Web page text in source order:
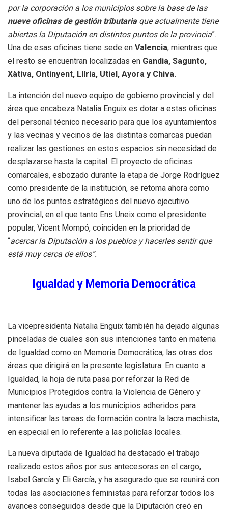
por la corporación a los municipios sobre la base de las
nueve oficinas de gestión tributariaque actualmente tiene
abiertas la Diputación en distintos puntos de la provincia”.
Una de esas oficinas tiene sede en Valencia, mientras que
el resto se encuentran localizadas en Gandia, Sagunto,
Xàtiva, Ontinyent, Llíria, Utiel, Ayora y Chiva.
La intención del nuevo equipo de gobierno provincial y del
área que encabeza Natalia Enguix es dotar a estas oficinas
del personal técnico necesario para que los ayuntamientos
y las vecinas y vecinos de las distintas comarcas puedan
realizar las gestiones en estos espacios sin necesidad de
desplazarse hasta la capital. El proyecto de oficinas
comarcales, esbozado durante la etapa de Jorge Rodríguez
como presidente de la institución, se retoma ahora como
uno de los puntos estratégicos del nuevo ejecutivo
provincial, en el que tanto Ens Uneix como el presidente
popular, Vicent Mompó, coinciden en la prioridad de
“acercar la Diputación a los pueblos y hacerles sentir que
está muy cerca de ellos”.
Igualdad y Memoria Democrática
La vicepresidenta Natalia Enguix también ha dejado algunas
pinceladas de cuales son sus intenciones tanto en materia
de Igualdad como en Memoria Democrática, las otras dos
áreas que dirigirá en la presente legislatura. En cuanto a
Igualdad, la hoja de ruta pasa por reforzar la Red de
Municipios Protegidos contra la Violencia de Género y
mantener las ayudas a los municipios adheridos para
intensificar las tareas de formación contra la lacra machista,
en especial en lo referente a las policías locales.
La nueva diputada de Igualdad ha destacado el trabajo
realizado estos años por sus antecesoras en el cargo,
Isabel García y Eli García, y ha asegurado que se reunirá con
todas las asociaciones feministas para reforzar todos los
avances conseguidos desde que la Diputación creó en